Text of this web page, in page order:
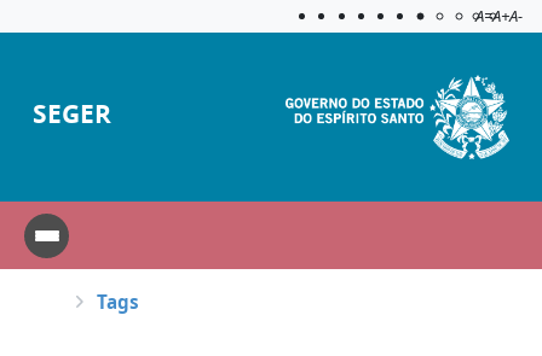
Aplicar
A=A+A-
SEGER
Tags